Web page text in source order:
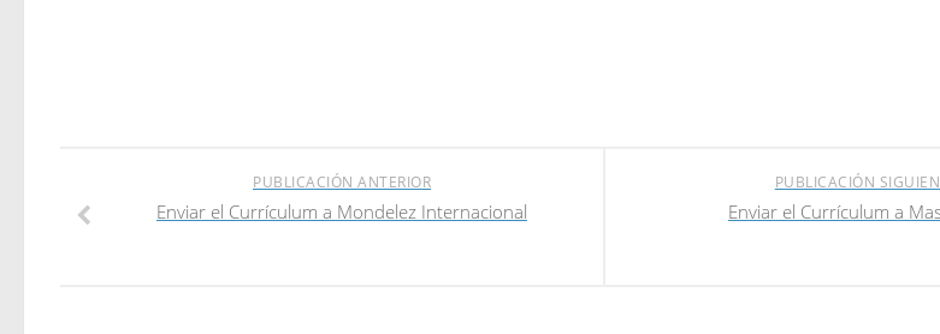
PUBLICACIÓN
Enviar el Currículum a
PUBLICACIÓN ANTERIOR
Enviar el Currículum a Mondelez Internacional